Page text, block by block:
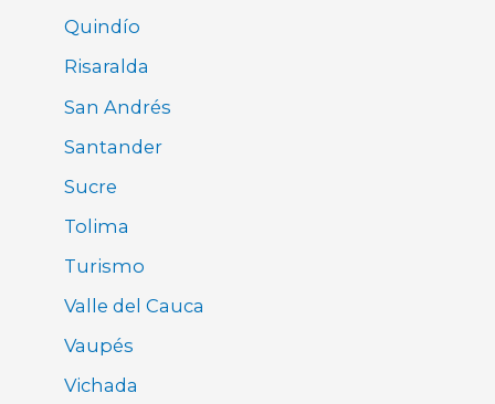
Quindío
Risaralda
San Andrés
Santander
Sucre
Tolima
Turismo
Valle del Cauca
Vaupés
Vichada